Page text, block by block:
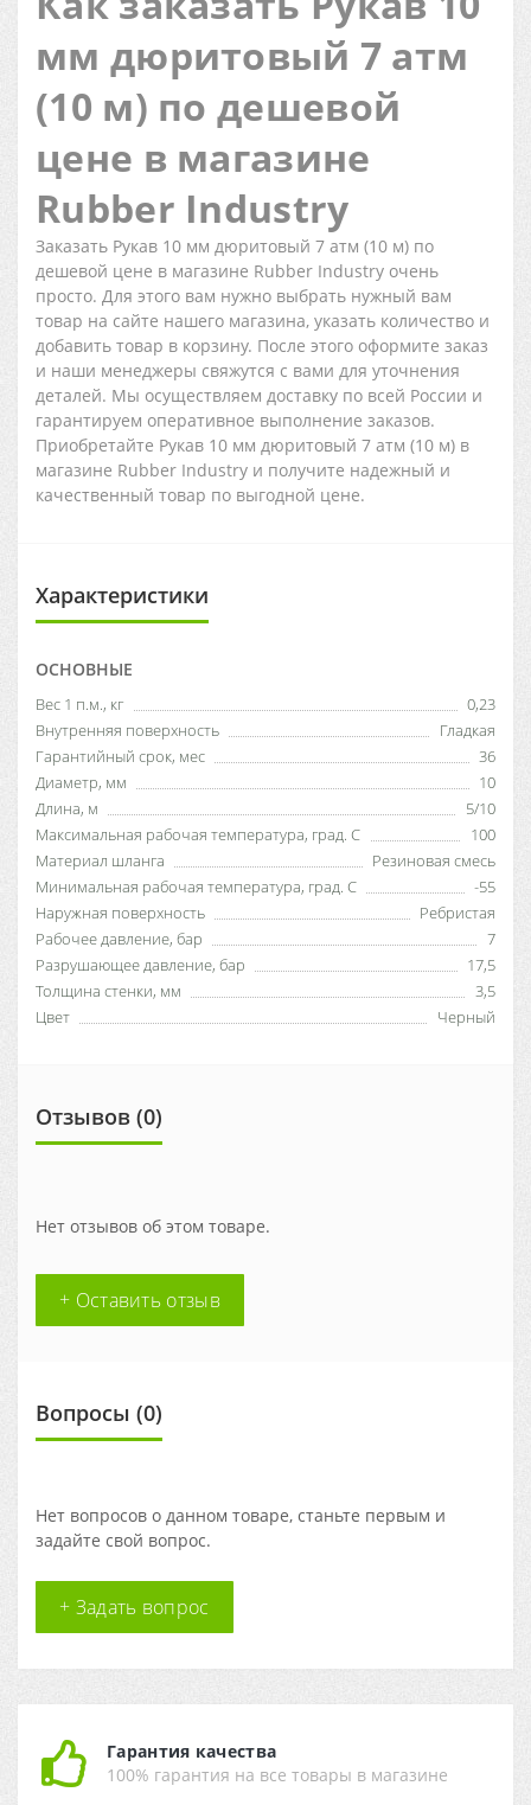
мм дюритовый 7 атм
(10 м) по дешевой
цене в магазине
Rubber Industry
Заказать Рукав 10 мм дюритовый 7 атм (10 м) по
дешевой цене в магазине Rubber Industry очень
просто. Для этого вам нужно выбрать нужный вам
товар на сайте нашего магазина, указать количество и
добавить товар в корзину. После этого оформите заказ
и наши менеджеры свяжутся с вами для уточнения
деталей. Мы осуществляем доставку по всей России и
гарантируем оперативное выполнение заказов.
Приобретайте Рукав 10 мм дюритовый 7 атм (10 м) в
магазине Rubber Industry и получите надежный и
качественный товар по выгодной цене.
Характеристики
ОСНОВНЫЕ
Вес 1 п.м., кг
0,23
Внутренняя поверхность
Гладкая
Гарантийный срок, мес
36
Диаметр, мм
10
Длина, м
5/10
Максимальная рабочая температура, град. С
100
Материал шланга
Резиновая смесь
Минимальная рабочая температура, град. С
-55
Наружная поверхность
Ребристая
Рабочее давление, бар
7
Разрушающее давление, бар
17,5
Толщина стенки, мм
3,5
Цвет
Черный
Отзывов (0)
Нет отзывов об этом товаре.
+ Оставить отзыв
Вопросы (0)
Нет вопросов о данном товаре, станьте первым и
задайте свой вопрос.
+ Задать вопрос
Гарантия качества
100% гарантия на все товары в магазине